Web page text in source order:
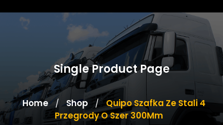
Single Product Page
Home / Shop / Quipo Szafka Ze Stali 4
Przegrody O Szer 300Mm